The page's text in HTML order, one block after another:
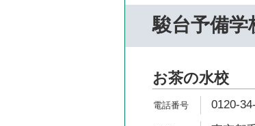
駿台予備学
お茶の水校
0120-